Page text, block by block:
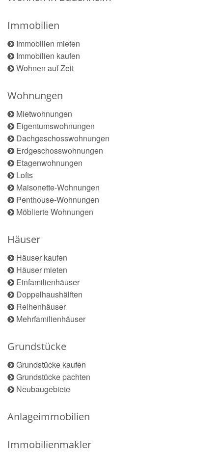
Immobilien
Immobilien mieten
Immobilien kaufen
Wohnen auf Zeit
Wohnungen
Mietwohnungen
Eigentumswohnungen
Dachgeschosswohnungen
Erdgeschosswohnungen
Etagenwohnungen
Lofts
Maisonette-Wohnungen
Penthouse-Wohnungen
Möblierte Wohnungen
Häuser
Häuser kaufen
Häuser mieten
Einfamilienhäuser
Doppelhaushälften
Reihenhäuser
Mehrfamilienhäuser
Grundstücke
Grundstücke kaufen
Grundstücke pachten
Neubaugebiete
Anlageimmobilien
Immobilienmakler